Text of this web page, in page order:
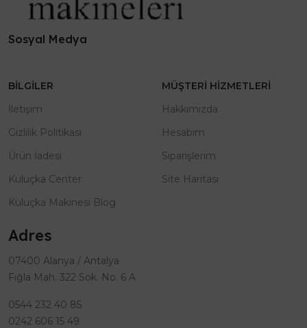
Sosyal Medya
BILGILER
İletişim
Gizlilik Politikası
Ürün İadesi
Kuluçka Center
Kuluçka Makinesi Blog
MÜŞTERI HIZMETLERI
Hakkımızda
Hesabım
Siparişlerim
Site Haritası
Adres
07400 Alanya / Antalya
Fığla Mah. 322 Sok. No. 6 A
0544 232 40 85
0242 606 15 49